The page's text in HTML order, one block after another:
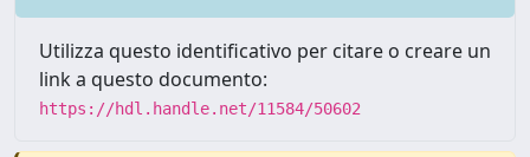
Utilizza questo identificativo per citare o creare un
link a questo documento:
https://hdl.handle.net/11584/50602